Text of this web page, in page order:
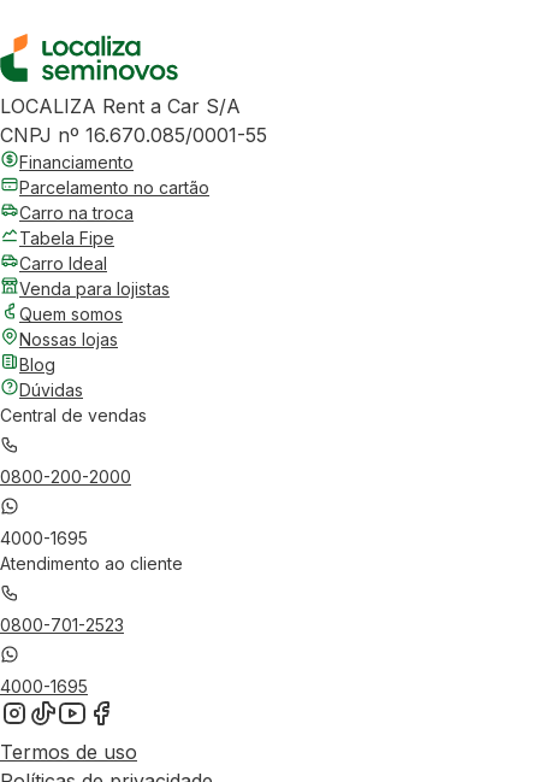
LOCALIZA Rent a Car S/A
CNPJ nº 16.670.085/0001-55
Financiamento
Parcelamento no cartão
Carro na troca
Tabela Fipe
Carro Ideal
Venda para lojistas
Quem somos
Nossas lojas
Blog
Dúvidas
Central de vendas
0800-200-2000
4000-1695
Atendimento ao cliente
0800-701-2523
4000-1695
Termos de uso